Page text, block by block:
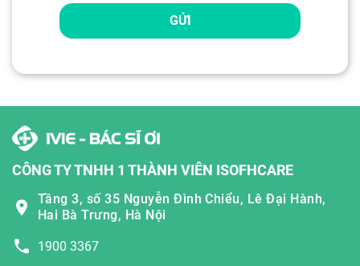
GỬI
CÔNG TY TNHH 1 THÀNH VIÊN ISOFHCARE
Tầng 3, số 35 Nguyễn Đình Chiểu, Lê Đại Hành,
Hai Bà Trưng, Hà Nội
1900 3367